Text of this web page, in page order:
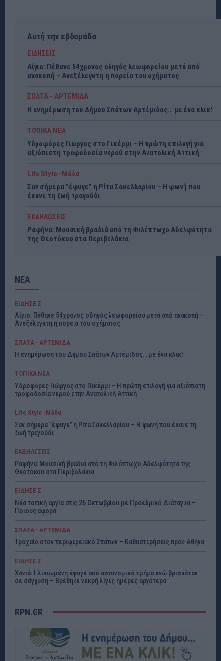
Αυτή την εβδομάδα
ΕΙΔΗΣΕΙΣ
Αίγιο: Πέθανε 54χρονος οδηγός λεωφορείου μετά από
ανακοπή – Ανεξέλεγκτη η πορεία του οχήματος
ΣΠΑΤΑ - ΑΡΤΕΜΙΔΑ
Η ενημέρωση του Δήμου Σπάτων Αρτέμιδος… με ένα κλικ!
ΤΟΠΙΚΑ ΝΕΑ
Υδροφόρες Γιώργος στο Πικέρμι – Η πρώτη επιλογή για
αξιόπιστη τροφοδοσία νερού στην Ανατολική Αττική
Life Style -Μόδα
Σαν σήμερα ”έφυγε” η Ρίτα Σακελλαρίου – Η φωνή που
έκανε τη ζωή τραγούδι
ΕΚΔΗΛΩΣΕΙΣ
Ραφήνα: Μουσική βραδιά από τη Φιλόπτωχο Αδελφότητα
της Θεοτόκου στα Περιβολάκια
ΝΕΑ
ΕΙΔΗΣΕΙΣ
Αίγιο: Πέθανε 54χρονος οδηγός λεωφορείου μετά από ανακοπή –
Ανεξέλεγκτη η πορεία του οχήματος
ΣΠΑΤΑ - ΑΡΤΕΜΙΔΑ
Η ενημέρωση του Δήμου Σπάτων Αρτέμιδος… με ένα κλικ!
ΤΟΠΙΚΑ ΝΕΑ
Υδροφόρες Γιώργος στο Πικέρμι – Η πρώτη επιλογή για αξιόπιστη
τροφοδοσία νερού στην Ανατολική Αττική
Life Style -Μόδα
Σαν σήμερα ”έφυγε” η Ρίτα Σακελλαρίου – Η φωνή που έκανε τη
ζωή τραγούδι
ΕΚΔΗΛΩΣΕΙΣ
Ραφήνα: Μουσική βραδιά από τη Φιλόπτωχο Αδελφότητα της
Θεοτόκου στα Περιβολάκια
ΕΙΔΗΣΕΙΣ
Νέα τοπική αργία στις 26 Οκτωβρίου με Προεδρικό Διάταγμα –
Ποιους αφορά
ΣΠΑΤΑ - ΑΡΤΕΜΙΔΑ
Τροχαίο στον περιφερειακό Σπάτων – Καθυστερήσεις προς Αθήνα
ΕΙΔΗΣΕΙΣ
Χανιά: Ηλικιωμένη έφυγε από αστυνομικό τμήμα ενώ βρισκόταν
σε σύγχυση – Βρέθηκε νεκρή λίγες ημέρες αργότερα
RPN.GR